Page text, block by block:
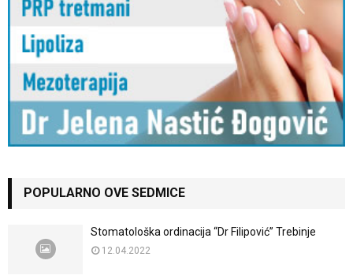
POPULARNO OVE SEDMICE
Stomatološka ordinacija “Dr Filipović” Trebinje
12.04.2022